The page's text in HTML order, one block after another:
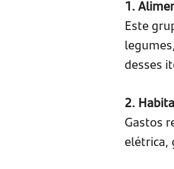
1.
Este
desses
2.
Gastos
elétrica,